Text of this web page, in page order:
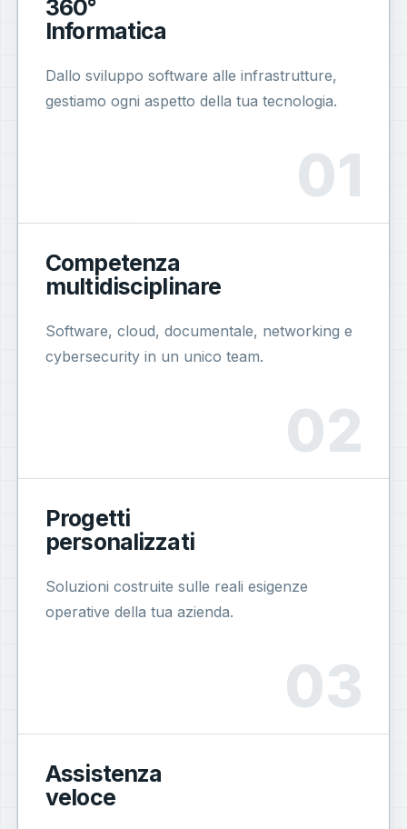
360°
Informatica
Dallo sviluppo software alle infrastrutture,
gestiamo ogni aspetto della tua tecnologia.
Competenza
multidisciplinare
Software, cloud, documentale, networking e
cybersecurity in un unico team.
Progetti
personalizzati
Soluzioni costruite sulle reali esigenze
operative della tua azienda.
Assistenza
veloce